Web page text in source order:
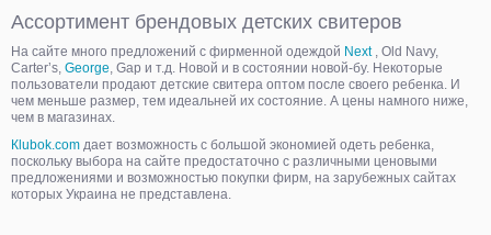
Ассортимент брендовых детских свитеров
На сайте много предложений с фирменной одеждой Next , Old Navy,
Carter’s, George, Gap и т.д. Новой и в состоянии новой-бу. Некоторые
пользователи продают детские свитера оптом после своего ребенка. И
чем меньше размер, тем идеальней их состояние. А цены намного ниже,
чем в магазинах.
Кlubok.com дает возможность с большой экономией одеть ребенка,
поскольку выбора на сайте предостаточно с различными ценовыми
предложениями и возможностью покупки фирм, на зарубежных сайтах
которых Украина не представлена.